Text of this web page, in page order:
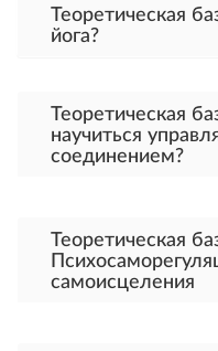
Теоретическая
йога?
Теоретическая
научиться
соединением?
Теоретическая
самоисцеления